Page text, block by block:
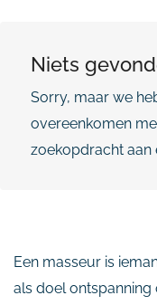
Niets
Sorry, maar we
overeenkomen
zoekopdracht aan
Een masseur is
als doel ontspanning